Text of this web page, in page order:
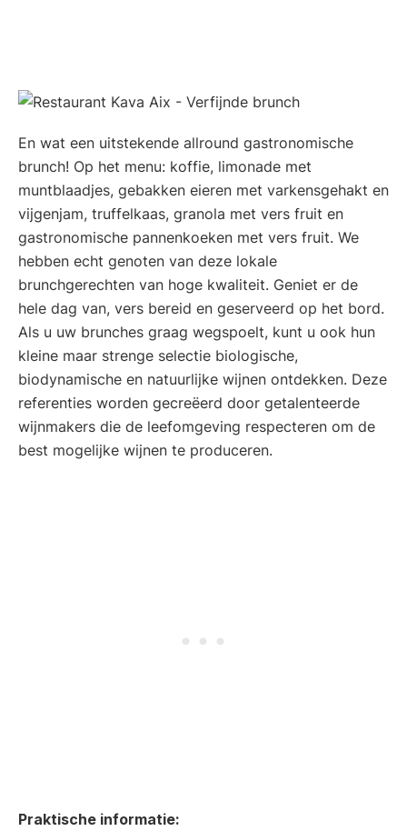
En wat een uitstekende allround gastronomische
brunch! Op het menu: koffie, limonade met
muntblaadjes, gebakken eieren met varkensgehakt en
vijgenjam, truffelkaas, granola met vers fruit en
gastronomische pannenkoeken met vers fruit. We
hebben echt genoten van deze lokale
brunchgerechten van hoge kwaliteit. Geniet er de
hele dag van, vers bereid en geserveerd op het bord.
Als u uw brunches graag wegspoelt, kunt u ook hun
kleine maar strenge selectie biologische,
biodynamische en natuurlijke wijnen ontdekken. Deze
referenties worden gecreëerd door getalenteerde
wijnmakers die de leefomgeving respecteren om de
best mogelijke wijnen te produceren.
Praktische informatie: